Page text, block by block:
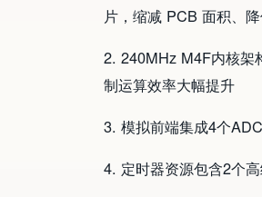
片，缩减 PCB 面积、
2. 240MHz M4F内核架
制运算效率大幅提升
3. 模拟前端集成4个
4. 定时器资源包含2个